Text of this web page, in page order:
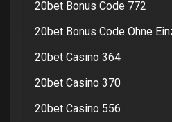
20bet Bonus Code 772
20bet Bonus Code Ohne
20bet Casino 364
20bet Casino 370
20bet Casino 556